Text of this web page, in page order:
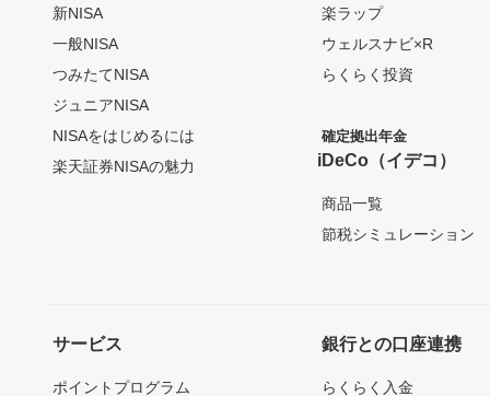
新NISA
一般NISA
つみたてNISA
ジュニアNISA
NISAをはじめるには
楽天証券NISAの魅力
楽ラップ
ウェルスナビ×R
らくらく投資
確定拠出年金
iDeCo（イデコ）
商品一覧
節税シミュレーション
サービス
ポイントプログラム
銀行との口座連携
らくらく入金